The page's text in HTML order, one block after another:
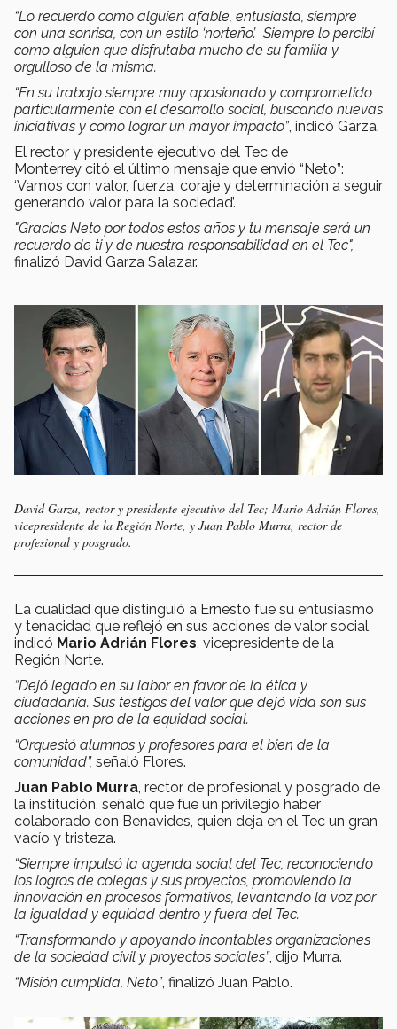
“Lo recuerdo como alguien afable, entusiasta, siempre
con una sonrisa, con un estilo ‘norteño’. Siempre lo percibí
como alguien que disfrutaba mucho de su familia y
orgulloso de la misma.
“En su trabajo siempre muy apasionado y comprometido
particularmente con el desarrollo social, buscando nuevas
iniciativas y como lograr un mayor impacto”, indicó Garza.
El rector y presidente ejecutivo del Tec de
Monterrey citó el último mensaje que envió “Neto”:
‘Vamos con valor, fuerza, coraje y determinación a seguir
generando valor para la sociedad’.
"Gracias Neto por todos estos años y tu mensaje será un
recuerdo de ti y de nuestra responsabilidad en el Tec",
finalizó David Garza Salazar.
David Garza, rector y presidente ejecutivo del Tec; Mario Adrián Flores,
vicepresidente de la Región Norte, y Juan Pablo Murra, rector de
profesional y posgrado.
La cualidad que distinguió a Ernesto fue su entusiasmo
y tenacidad que reflejó en sus acciones de valor social,
indicó Mario Adrián Flores, vicepresidente de la
Región Norte.
“Dejó legado en su labor en favor de la ética y
ciudadanía. Sus testigos del valor que dejó vida son sus
acciones en pro de la equidad social.
“Orquestó alumnos y profesores para el bien de la
comunidad”, señaló Flores.
Juan Pablo Murra, rector de profesional y posgrado de
la institución, señaló que fue un privilegio haber
colaborado con Benavides, quien deja en el Tec un gran
vacío y tristeza.
“Siempre impulsó la agenda social del Tec, reconociendo
los logros de colegas y sus proyectos, promoviendo la
innovación en procesos formativos, levantando la voz por
la igualdad y equidad dentro y fuera del Tec.
“Transformando y apoyando incontables organizaciones
de la sociedad civil y proyectos sociales”, dijo Murra.
“Misión cumplida, Neto”, finalizó Juan Pablo.